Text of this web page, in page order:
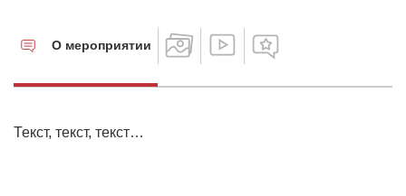
О мероприятии
Текст, текст, текст…